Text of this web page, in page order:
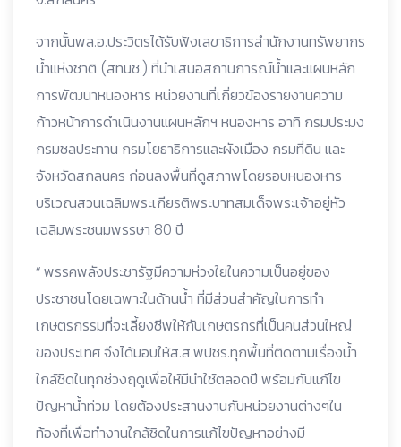
จากนั้นพล.อ.ประวิตรได้รับฟังเลขาธิการสำนักงานทรัพยากร
น้ำแห่งชาติ (สทนช.) ที่นำเสนอสถานการณ์น้ำและแผนหลัก
การพัฒนาหนองหาร หน่วยงานที่เกี่ยวข้องรายงานความ
ก้าวหน้าการดำเนินงานแผนหลักฯ หนองหาร อาทิ กรมประมง
กรมชลประทาน กรมโยธาธิการและผังเมือง กรมที่ดิน และ
จังหวัดสกลนคร ก่อนลงพื้นที่ดูสภาพโดยรอบหนองหาร
บริเวณสวนเฉลิมพระเกียรติพระบาทสมเด็จพระเจ้าอยู่หัว
เฉลิมพระชนมพรรษา 80 ปี
“ พรรคพลังประชารัฐมีความห่วงใยในความเป็นอยู่ของ
ประชาชนโดยเฉพาะในด้านน้ำ ที่มีส่วนสำคัญในการทำ
เกษตรกรรมที่จะเลี้ยงชีพให้กับเกษตรกรที่เป็นคนส่วนใหญ่
ของประเทศ จึงได้มอบให้ส.ส.พปชร.ทุกพื้นที่ติดตามเรื่องน้ำ
ใกล้ชิดในทุกช่วงฤดูเพื่อให้มีนำใช้ตลอดปี พร้อมกับแก้ไข
ปัญหาน้ำท่วม โดยต้องประสานงานกับหน่วยงานต่างๆใน
ท้องที่เพื่อทำงานใกล้ชิดในการแก้ไขปัญหาอย่างมี